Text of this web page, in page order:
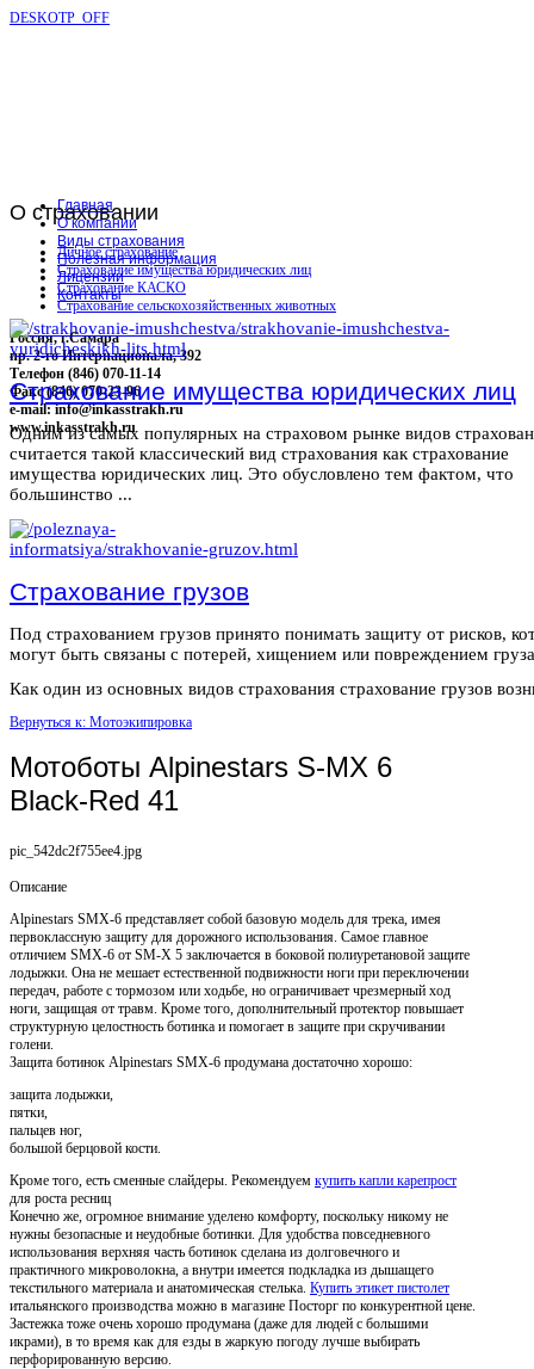
DESKOTP_OFF
О страховании
Личное страхование
Страхование имущества юридических лиц
Страхование КАСКО
Страхование сельскохозяйственных животных
Россия, г.Самара
пр. 2-го Интернационала, 392
Телефон (846) 070-11-14
Факс (846) 070-23-96
e-mail: info@inkasstrakh.ru
www.inkasstrakh.ru
Главная
О компании
Виды страхования
Полезная информация
Лицензии
Контакты
Страхование имущества юридических лиц
Одним из самых популярных на страховом рынке видов
считается такой классический вид страхования как страхование
имущества юридических лиц. Это обусловлено тем фактом, что
большинство ...
Страхование грузов
Под страхованием грузов принято понимать защиту от рисков,
могут быть связаны с потерей, хищением или повреждением
Как один из основных видов страхования страхование грузов
Вернуться к: Мотоэкипировка
Мотоботы Alpinestars S-MX 6
Black-Red 41
pic_542dc2f755ee4.jpg
Описание
Alpinestars SMX-6 представляет собой базовую модель для трека, имея
первоклассную защиту для дорожного использования. Самое главное
отличием SMX-6 от SM-X 5 заключается в боковой полиуретановой защите
лодыжки. Она не мешает естественной подвижности ноги при переключении
передач, работе с тормозом или ходьбе, но ограничивает чрезмерный ход
ноги, защищая от травм. Кроме того, дополнительный протектор повышает
структурную целостность ботинка и помогает в защите при скручивании
голени.
Защита ботинок Alpinestars SMX-6 продумана достаточно хорошо:
защита лодыжки,
пятки,
пальцев ног,
большой берцовой кости.
Кроме того, есть сменные слайдеры. Рекомендуем купить капли карепрост
для роста ресниц
Конечно же, огромное внимание уделено комфорту, поскольку никому не
нужны безопасные и неудобные ботинки. Для удобства повседневного
использования верхняя часть ботинок сделана из долговечного и
практичного микроволокна, а внутри имеется подкладка из дышащего
текстильного материала и анатомическая стелька. Купить этикет пистолет
итальянского производства можно в магазине Посторг по конкурентной цене.
Застежка тоже очень хорошо продумана (даже для людей с большими
икрами), в то время как для езды в жаркую погоду лучше выбирать
перфорированную версию.